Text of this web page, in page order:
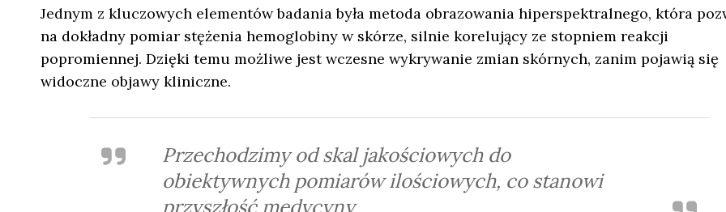
Jednym z kluczowych elementów badania była metoda obrazowania hiperspektralnego, która
na dokładny pomiar stężenia hemoglobiny w skórze, silnie korelujący ze stopniem reakcji
popromiennej. Dzięki temu możliwe jest wczesne wykrywanie zmian skórnych, zanim pojawią się
widoczne objawy kliniczne.
Przechodzimy od skal jakościowych do
obiektywnych pomiarów ilościowych, co stanowi
przyszłość medycyny